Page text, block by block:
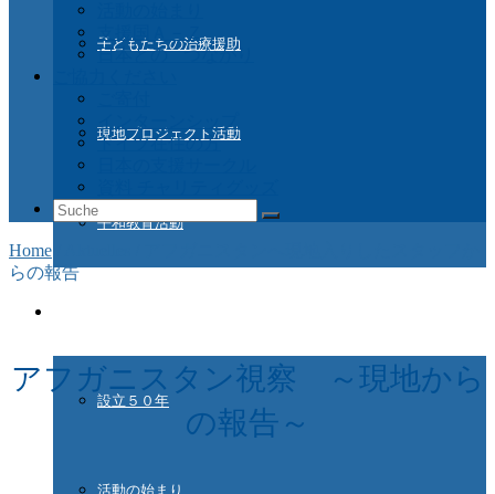
子どもたちの治療援助
現地プロジェクト活動
平和教育活動
設立５０年
活動の始まり
支援国Ａ－Ｚ
日本との つながり
インターンシップ
ドイツ在住の方
Suche
nach:
Home
らの報告
アフガニスタン視察 ～現地から
の報告～